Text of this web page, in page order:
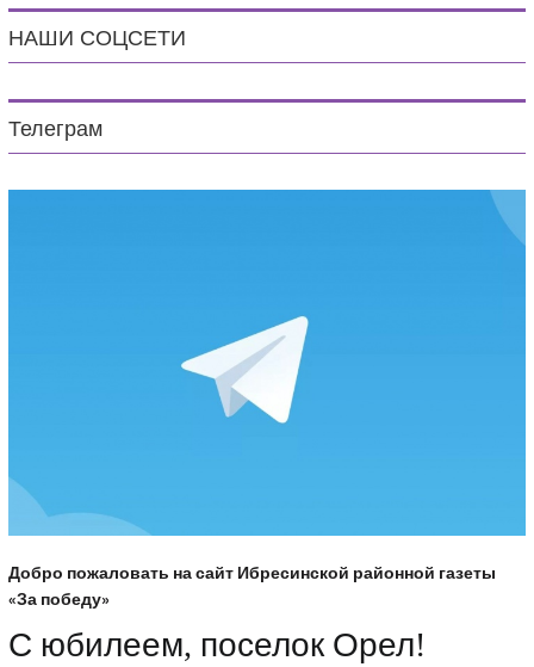
НАШИ СОЦСЕТИ
Телеграм
Добро пожаловать на сайт Ибресинской районной газеты
«За победу»
С юбилеем, поселок Орел!